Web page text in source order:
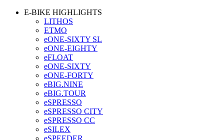
E-BIKE HIGHLIGHTS
LITHOS
ETMO
eONE-SIXTY SL
eONE-EIGHTY
eFLOAT
eONE-SIXTY
eONE-FORTY
eBIG.NINE
eBIG.TOUR
eSPRESSO
eSPRESSO CITY
eSPRESSO CC
eSILEX
eSPEEDER